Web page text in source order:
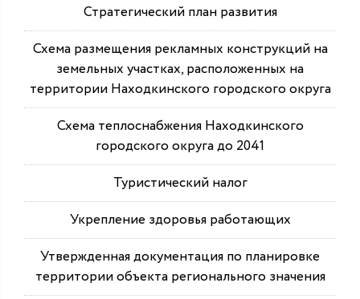
Стратегический план развития
Схема размещения рекламных конструкций на
земельных участках, расположенных на
территории Находкинского городского округа
Схема теплоснабжения Находкинского
городского округа до 2041
Туристический налог
Укрепление здоровья работающих
Утвержденная документация по планировке
территории объекта регионального значения